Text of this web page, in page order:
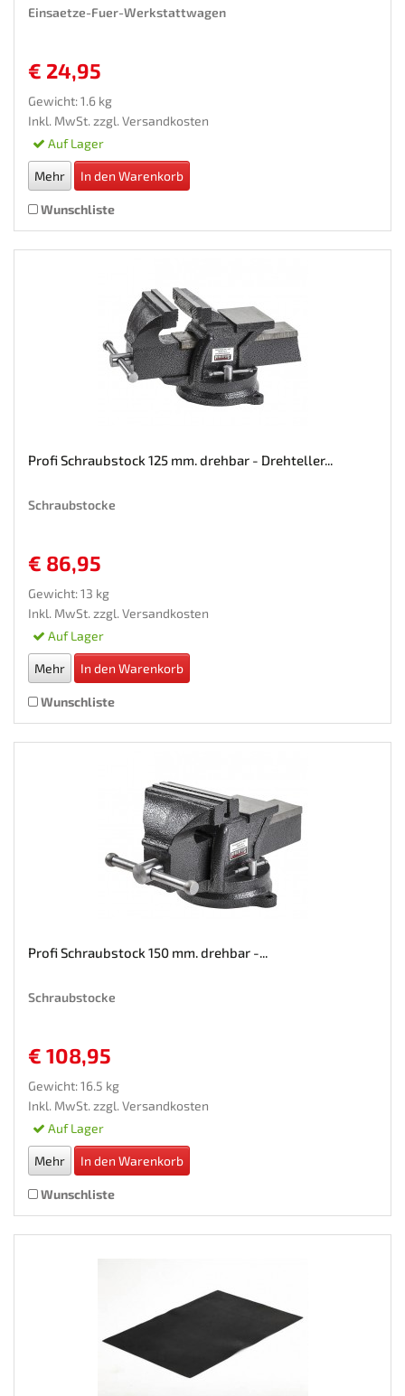
Einsaetze-Fuer-Werkstattwagen
€ 24,95
Gewicht: 1.6 kg
Inkl. MwSt. zzgl. Versandkosten
Auf Lager
Mehr In den Warenkorb
Wunschliste
Profi Schraubstock 125 mm. drehbar - Drehteller...
Schraubstocke
€ 86,95
Gewicht: 13 kg
Inkl. MwSt. zzgl. Versandkosten
Auf Lager
Mehr In den Warenkorb
Wunschliste
Profi Schraubstock 150 mm. drehbar -...
Schraubstocke
€ 108,95
Gewicht: 16.5 kg
Inkl. MwSt. zzgl. Versandkosten
Auf Lager
Mehr In den Warenkorb
Wunschliste